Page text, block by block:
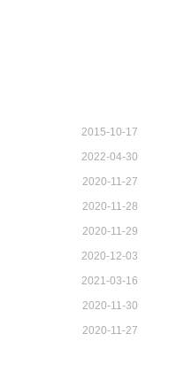
2015-10-17
2022-04-30
2020-11-27
2020-11-28
2020-11-29
2020-12-03
2021-03-16
2020-11-30
2020-11-27